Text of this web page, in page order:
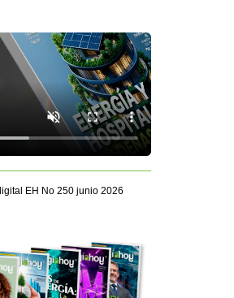
EH No 250 junio 2026